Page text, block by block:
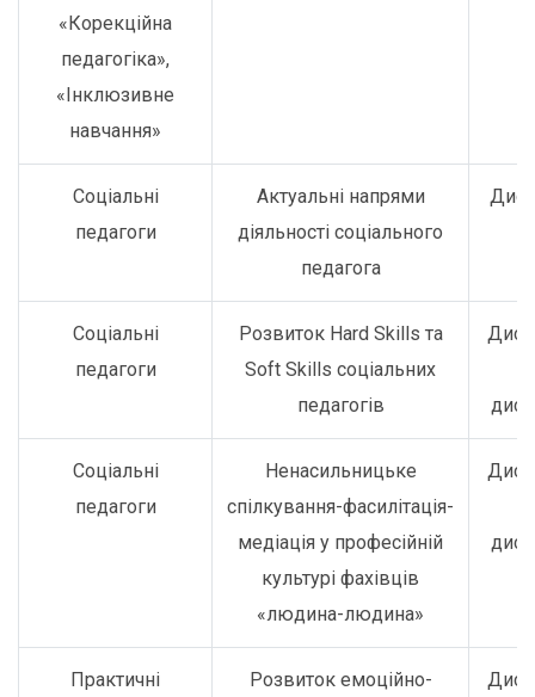
«Корекційна
педагогіка»,
«Інклюзивне
навчання»
Соціальні
педагоги
Актуальні напрями
діяльності соціального
педагога
Соціальні
педагоги
Розвиток Hard Skills та
Soft Skills соціальних
педагогів
Соціальні
педагоги
Ненасильницьке
спілкування-фасилітація-
медіація у професійній
культурі фахівців
«людина-людина»
Практичні
Розвиток емоційно-